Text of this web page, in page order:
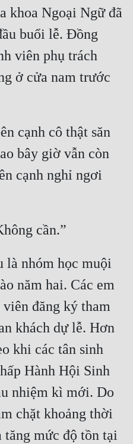
khoa Ngoại Ngữ đã
buổi lễ. Đồng
viên phụ trách
ở cửa nam trước
cạnh cô thật săn
bây giờ vẫn còn
cạnh nghỉ ngơi
cần.”
là nhóm học muội
năm hai. Các em
đăng ký tham
khách dự lễ. Hơn
khi các tân sinh
Hành Hội Sinh
nhiệm kì mới. Do
chặt khoảng thời
tăng mức độ tồn tại